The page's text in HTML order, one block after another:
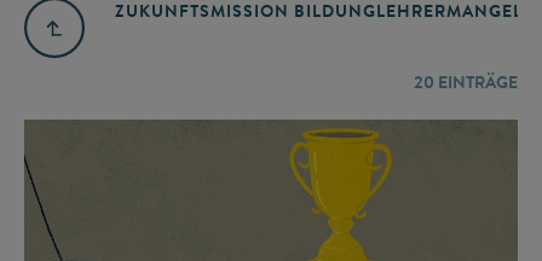
ZUKUNFTSMISSION BILDUNGLEHRERMANGEL
20 EINTRÄGE